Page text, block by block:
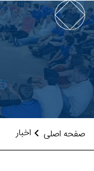
صفحه اصلی اخبار